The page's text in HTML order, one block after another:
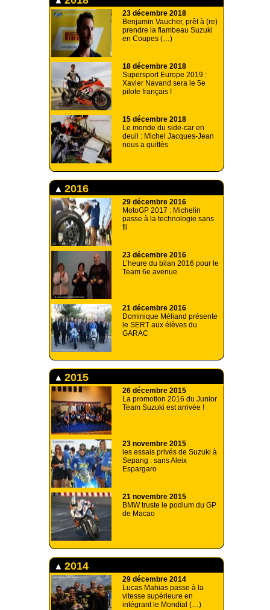
23 décembre 2018
Benjamin Vaucher, prêt à (re)
prendre la flambeau Suzuki
en Coupes (…)
18 décembre 2018
Supersport Europe 2019 :
Xavier Navand sera le 5e
pilote français !
15 décembre 2018
Le monde du side-car en
deuil : Michel Jacques-Jean
nous a quittés
2016
29 décembre 2016
MotoGP 2017 : Michelin
passe à la technologie sans
fil
23 décembre 2016
L’heure du bilan 2016 pour le
Team 6e avenue
21 décembre 2016
Dominique Méliand présente
le SERT aux élèves du
GARAC
2015
26 décembre 2015
La promotion 2016 du Junior
Team Suzuki est arrivée !
23 novembre 2015
les essais privés de Suzuki à
Sepang : sans Aleix
Espargaro
21 novembre 2015
BMW truste le podium du GP
de Macao
2014
29 décembre 2014
Lucas Mahias passe à la
vitesse supérieure en
intégrant le Mondial (…)